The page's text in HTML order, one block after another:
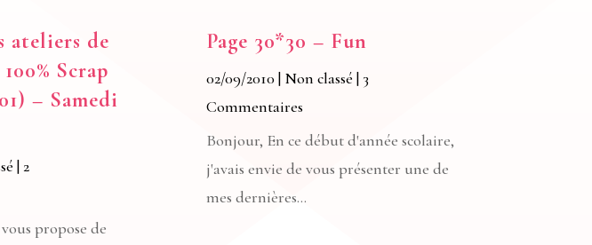
ateliers de
Scrap
– Samedi
| 2
propose de
Page 30*30 – Fun
02/09/2010| Non classé | 3
Commentaires
Bonjour, En ce début d'année scolaire,
j'avais envie de vous présenter une de
mes dernières...